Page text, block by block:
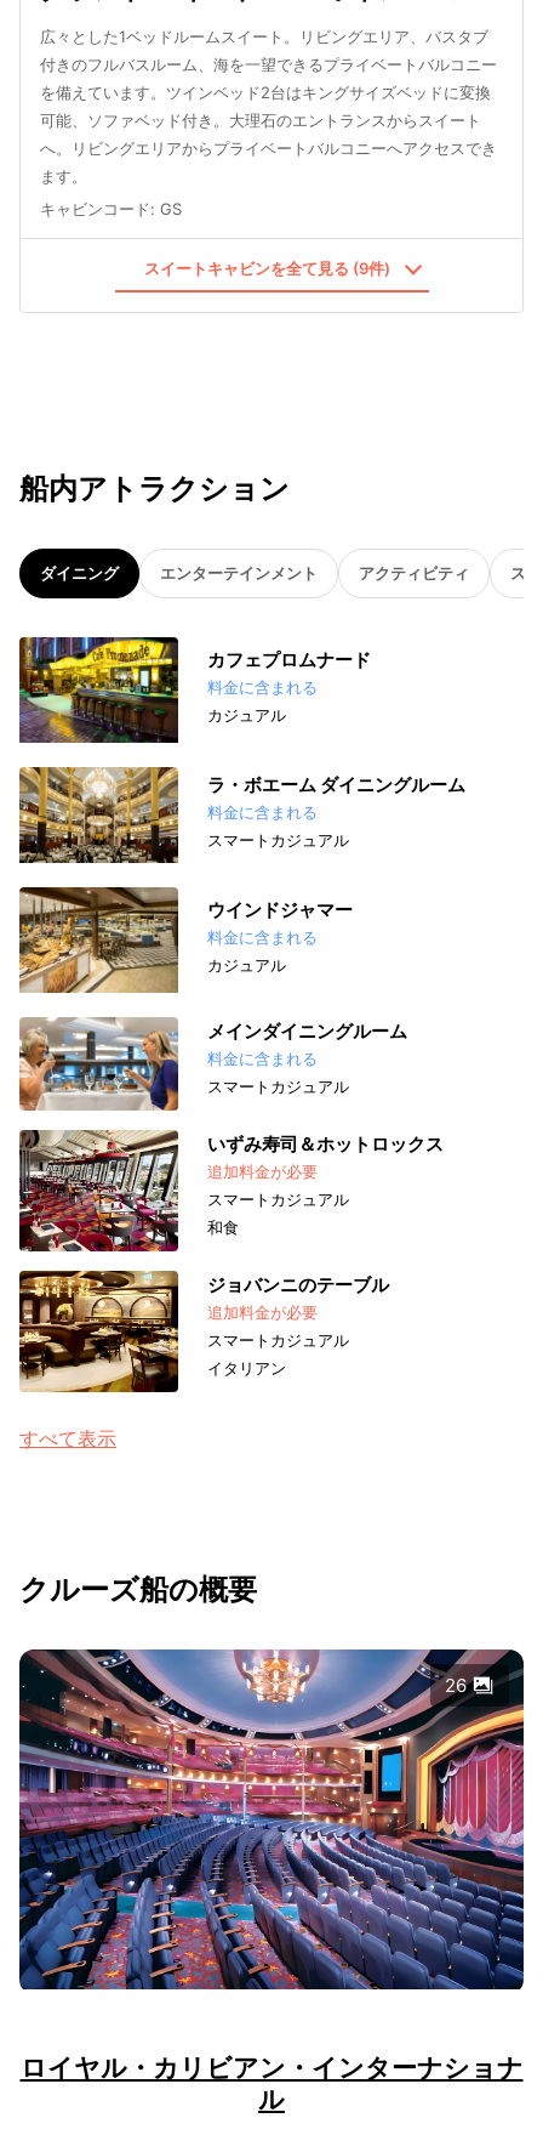
広々とした1ベッドルームスイート。リビングエリア、バスタブ
付きのフルバスルーム、海を一望できるプライベートバルコニー
を備えています。ツインベッド2台はキングサイズベッドに変換
可能、ソファベッド付き。大理石のエントランスからスイート
へ。リビングエリアからプライベートバルコニーへアクセスでき
ます。
キャビンコード: GS
スイートキャビンを全て見る (9件)
船内アトラクション
ダイニング エンターテインメント アクティビティ ス
カフェプロムナード
料金に含まれる
カジュアル
ラ・ボエーム ダイニングルーム
料金に含まれる
スマートカジュアル
ウインドジャマー
料金に含まれる
カジュアル
メインダイニングルーム
料金に含まれる
スマートカジュアル
いずみ寿司＆ホットロックス
追加料金が必要
スマートカジュアル
和食
ジョバンニのテーブル
追加料金が必要
スマートカジュアル
イタリアン
すべて表示
クルーズ船の概要
26
ロイヤル・カリビアン・インターナショナ
ル